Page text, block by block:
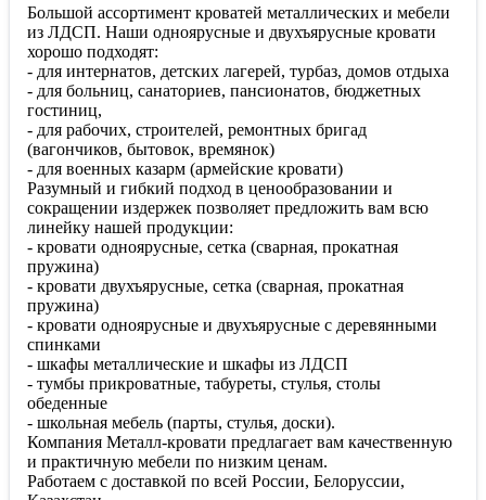
Большой ассортимент кроватей металлических и мебели
из ЛДСП. Наши одноярусные и двухъярусные кровати
хорошо подходят:
- для интернатов, детских лагерей, турбаз, домов отдыха
- для больниц, санаториев, пансионатов, бюджетных
гостиниц,
- для рабочих, строителей, ремонтных бригад
(вагончиков, бытовок, времянок)
- для военных казарм (армейские кровати)
Разумный и гибкий подход в ценообразовании и
сокращении издержек позволяет предложить вам всю
линейку нашей продукции:
- кровати одноярусные, сетка (сварная, прокатная
пружина)
- кровати двухъярусные, сетка (сварная, прокатная
пружина)
- кровати одноярусные и двухъярусные с деревянными
спинками
- шкафы металлические и шкафы из ЛДСП
- тумбы прикроватные, табуреты, стулья, столы
обеденные
- школьная мебель (парты, стулья, доски).
Компания Металл-кровати предлагает вам качественную
и практичную мебели по низким ценам.
Работаем с доставкой по всей России, Белоруссии,